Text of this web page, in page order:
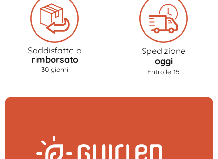
Soddisfatto o
rimborsato
30 giorni
Spedizione
oggi
Entro le 15